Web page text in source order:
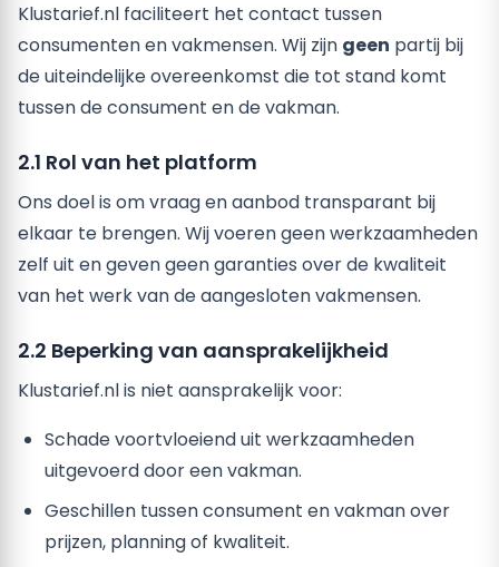
Klustarief.nl faciliteert het contact tussen
consumenten en vakmensen. Wij zijn geen partij bij
de uiteindelijke overeenkomst die tot stand komt
tussen de consument en de vakman.
2.1 Rol van het platform
Ons doel is om vraag en aanbod transparant bij
elkaar te brengen. Wij voeren geen werkzaamheden
zelf uit en geven geen garanties over de kwaliteit
van het werk van de aangesloten vakmensen.
2.2 Beperking van aansprakelijkheid
Klustarief.nl is niet aansprakelijk voor:
Schade voortvloeiend uit werkzaamheden
uitgevoerd door een vakman.
Geschillen tussen consument en vakman over
prijzen, planning of kwaliteit.